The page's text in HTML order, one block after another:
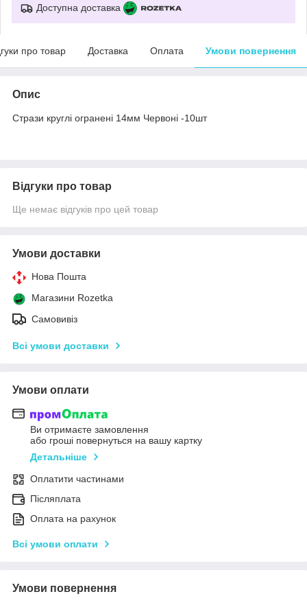
Доступна доставка
про товар Доставка Оплата Умови повернення
Опис
Стрази круглі огранені 14мм Червоні -10шт
Відгуки про товар
Ще немає відгуків про цей товар
Умови доставки
Нова Пошта
Магазини Rozetka
Самовивіз
Всі умови доставки
Умови оплати
Ви отримаєте замовлення
або гроші повернуться на вашу картку
Детальніше
Оплатити частинами
Післяплата
Оплата на рахунок
Всі умови оплати
Умови повернення